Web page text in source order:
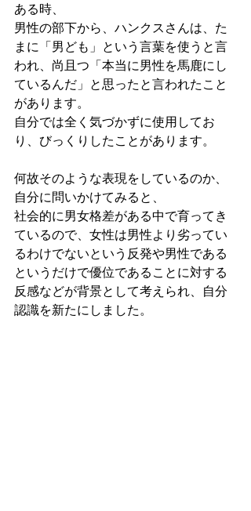
ある時、
男性の部下から、ハンクスさんは、た
まに「男ども」という言葉を使うと言
われ、尚且つ「本当に男性を馬鹿にし
ているんだ」と思ったと言われたこと
があります。
自分では全く気づかずに使用してお
り、びっくりしたことがあります。
何故そのような表現をしているのか、
自分に問いかけてみると、
社会的に男女格差がある中で育ってき
ているので、女性は男性より劣ってい
るわけでないという反発や男性である
というだけで優位であることに対する
反感などが背景として考えられ、自分
認識を新たにしました。